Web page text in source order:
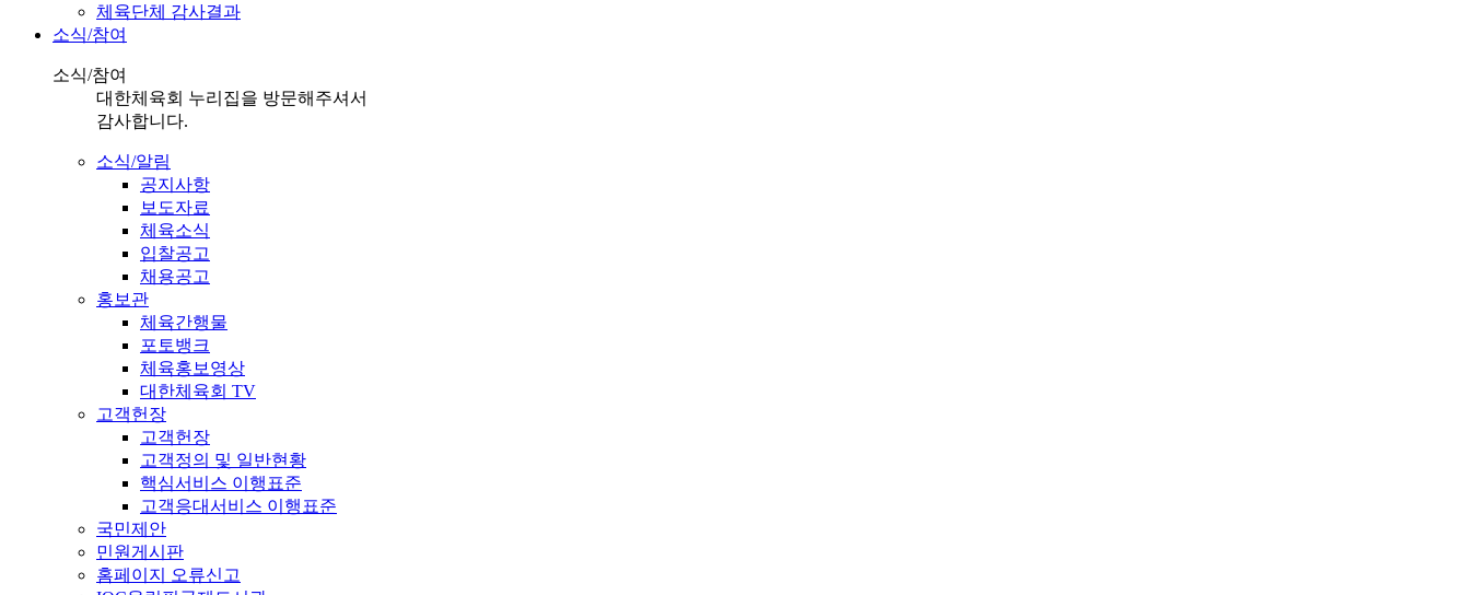
체육단체 감사결과
소식/참여
소식/참여
대한체육회 누리집을 방문해주셔서
감사합니다.
소식/알림
공지사항
보도자료
체육소식
입찰공고
채용공고
홍보관
체육간행물
포토뱅크
체육홍보영상
대한체육회 TV
고객헌장
고객헌장
고객정의 및 일반현황
핵심서비스 이행표준
고객응대서비스 이행표준
국민제안
민원게시판
홈페이지 오류신고